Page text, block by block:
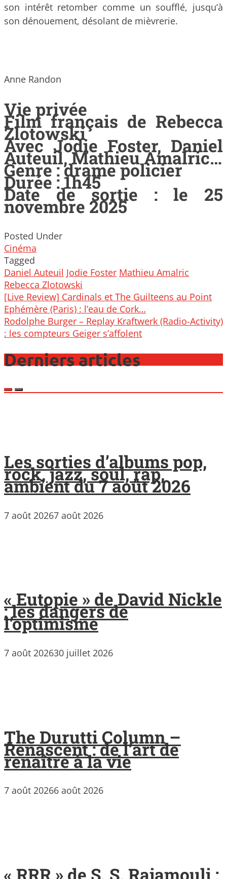
son intérêt retomber comme un soufflé, jusqu’à
son dénouement, désolant de mièvrerie.
Anne Randon
Vie privée
Film français de Rebecca
Zlotowski
Avec Jodie Foster, Daniel
Auteuil, Mathieu Amalric…
Genre : drame policier
Durée : 1h45
Date de sortie : le 25
novembre 2025
Posted Under
Cinéma
Tagged
Daniel Auteuil Jodie Foster Mathieu Amalric
Rebecca Zlotowski
Post
navigation
[Live Review] Cardinals et The Guilteens au Point
Ephémère (Paris) : l’eau de Cork…
Rodolphe Burger – Replay Kraftwerk (Radio-Activity)
: les compteurs Geiger s’affolent
Derniers articles
Les sorties d’albums pop,
rock, jazz, soul, rap,
ambient du 7 août 2026
7 août 20267 août 2026
« Eutopie » de David Nickle
: les dangers de
l’optimisme
7 août 202630 juillet 2026
The Durutti Column –
Renascent : de l’art de
renaître à la vie
7 août 20266 août 2026
« RRR » de S. S. Rajamouli :